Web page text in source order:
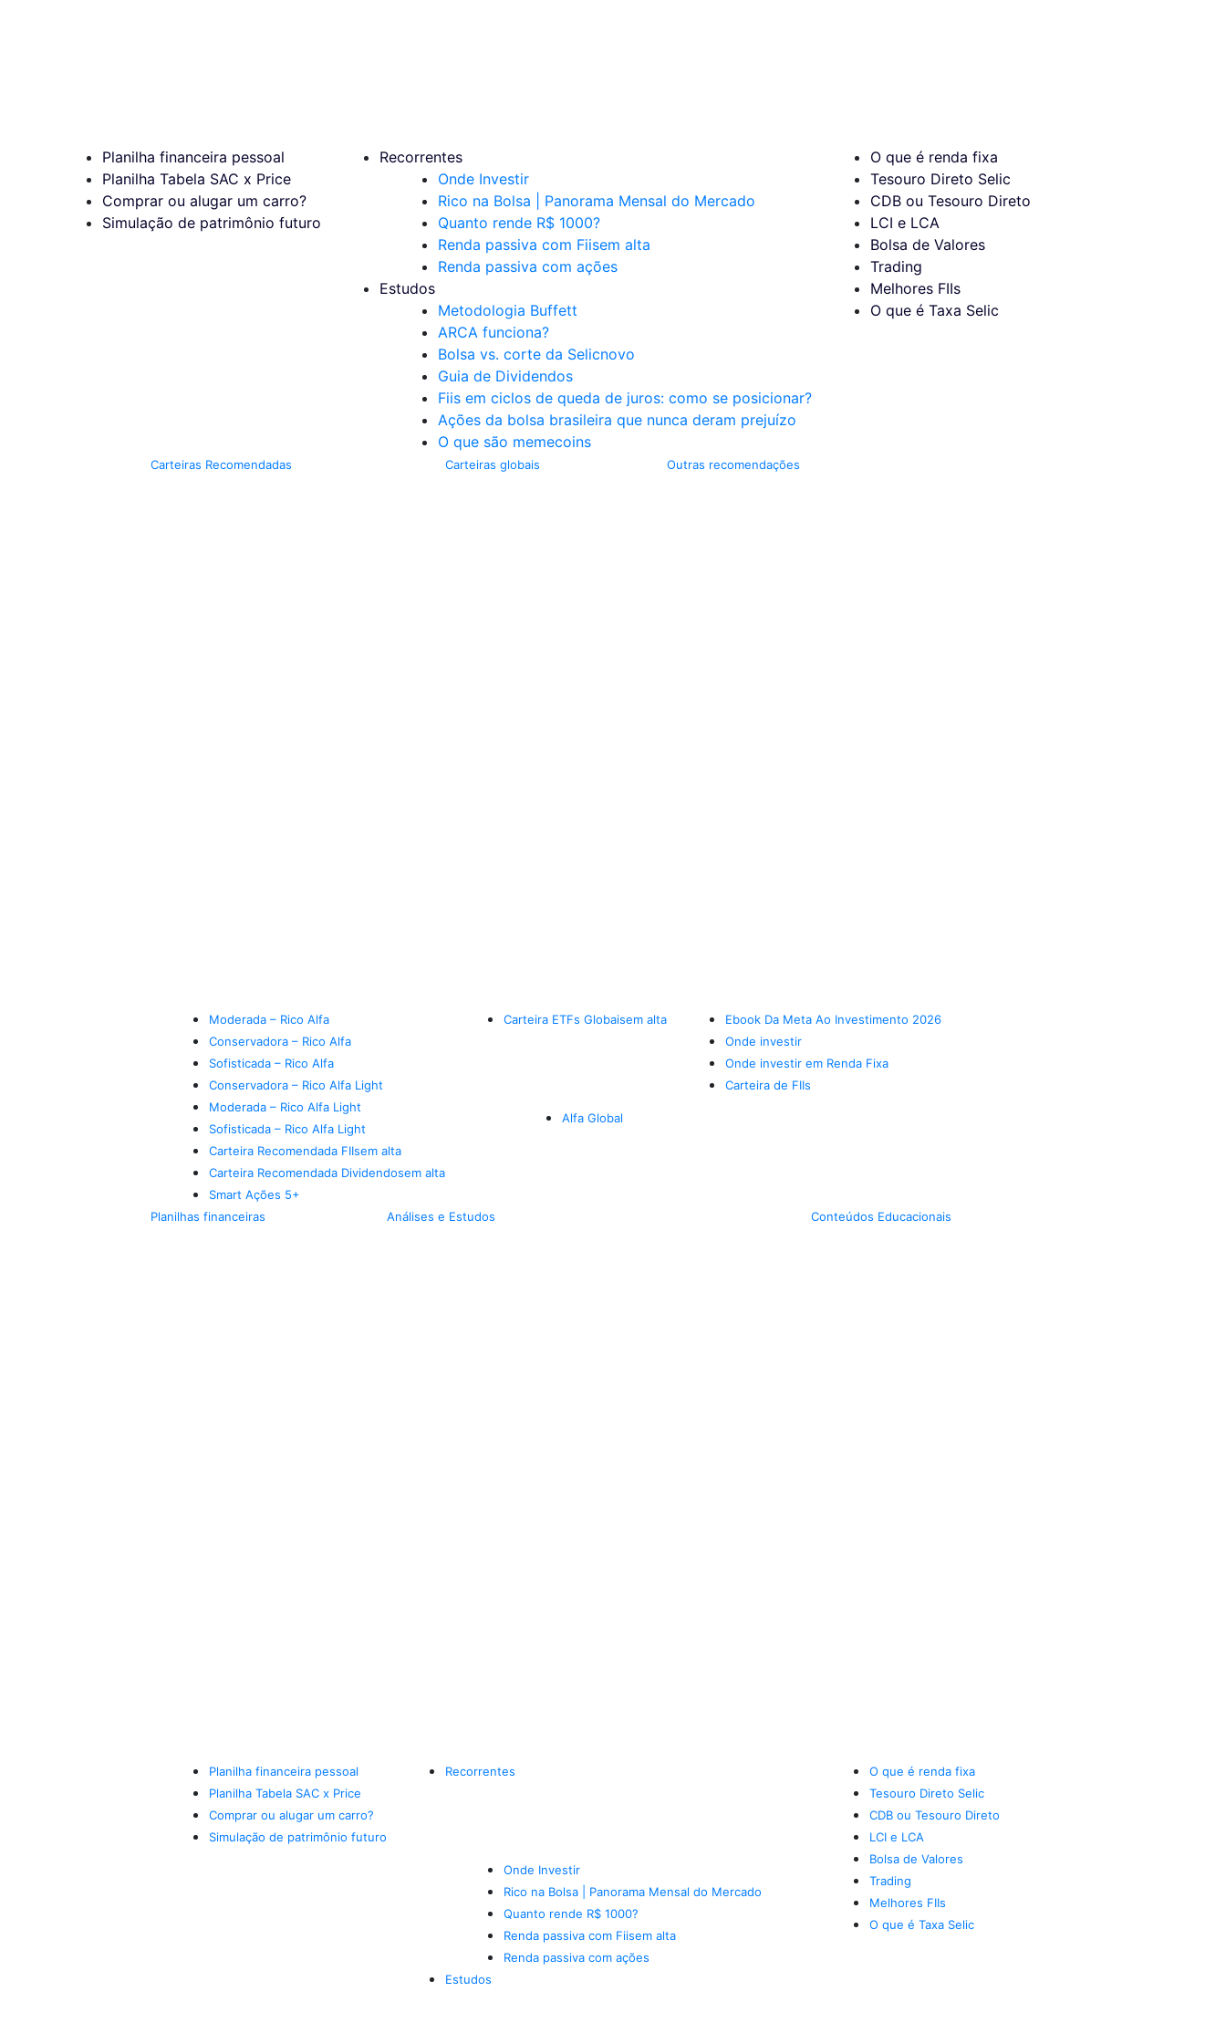
Planilha financeira pessoal
Planilha Tabela SAC x Price
Comprar ou alugar um carro?
Simulação de patrimônio futuro
Recorrentes
Onde Investir
Rico na Bolsa | Panorama Mensal do Mercado
Quanto rende R$ 1000?
Renda passiva com Fiisem alta
Renda passiva com ações
Estudos
Metodologia Buffett
ARCA funciona?
Bolsa vs. corte da Selicnovo
Guia de Dividendos
Fiis em ciclos de queda de juros: como se posicionar?
Ações da bolsa brasileira que nunca deram prejuízo
O que são memecoins
O que é renda fixa
Tesouro Direto Selic
CDB ou Tesouro Direto
LCI e LCA
Bolsa de Valores
Trading
Melhores FIIs
O que é Taxa Selic
Carteiras Recomendadas
Moderada – Rico Alfa
Conservadora – Rico Alfa
Sofisticada – Rico Alfa
Conservadora – Rico Alfa Light
Moderada – Rico Alfa Light
Sofisticada – Rico Alfa Light
Carteira Recomendada FIIsem alta
Carteira Recomendada Dividendosem alta
Smart Ações 5+
Carteiras globais
Carteira ETFs Globaisem alta
Alfa Global
Outras recomendações
Ebook Da Meta Ao Investimento 2026
Onde investir
Onde investir em Renda Fixa
Carteira de FIIs
Planilhas financeiras
Planilha financeira pessoal
Planilha Tabela SAC x Price
Comprar ou alugar um carro?
Simulação de patrimônio futuro
Análises e Estudos
Recorrentes
Onde Investir
Rico na Bolsa | Panorama Mensal do Mercado
Quanto rende R$ 1000?
Renda passiva com Fiisem alta
Renda passiva com ações
Estudos
Conteúdos Educacionais
O que é renda fixa
Tesouro Direto Selic
CDB ou Tesouro Direto
LCI e LCA
Bolsa de Valores
Trading
Melhores FIIs
O que é Taxa Selic